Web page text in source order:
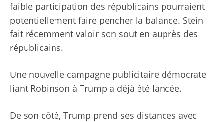
faible participation des républicains pourraient
potentiellement faire pencher la balance. Stein
fait récemment valoir son soutien auprès des
républicains.
Une nouvelle campagne publicitaire démocrate
liant Robinson à Trump a déjà été lancée.
De son côté, Trump prend ses distances avec